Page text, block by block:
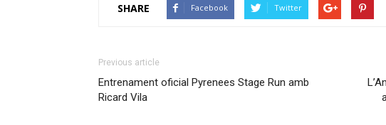
SHARE Facebook Twitter
Previous article
Entrenament oficial Pyrenees Stage Run amb
Ricard Vila